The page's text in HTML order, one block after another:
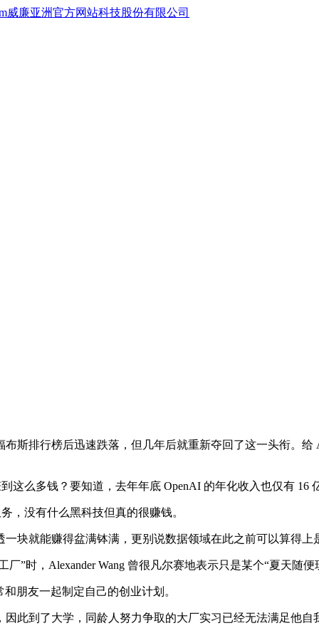
排行榜后迅速跌落，但几年后就重新夺回了这一头衔。给
么多钱？要知道，去年年底 OpenAI 的年化收入也仅有 16
没有什么黑科技但真的很赚钱。
就能赚得盆满钵满，更别说数据领域在此之前可以算得上
时，Alexander Wang 曾很凡尔赛地表示只是某个“夏天随便
朋友一起制定自己的创业计划。
到了大学，同龄人努力争取的大厂实习已经无法满足他自